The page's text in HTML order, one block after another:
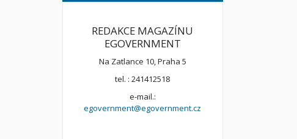
REDAKCE MAGAZÍNU
EGOVERNMENT
Na Zatlance 10, Praha 5
tel. : 241412518
e-mail.:
egovernment@egovernment.cz